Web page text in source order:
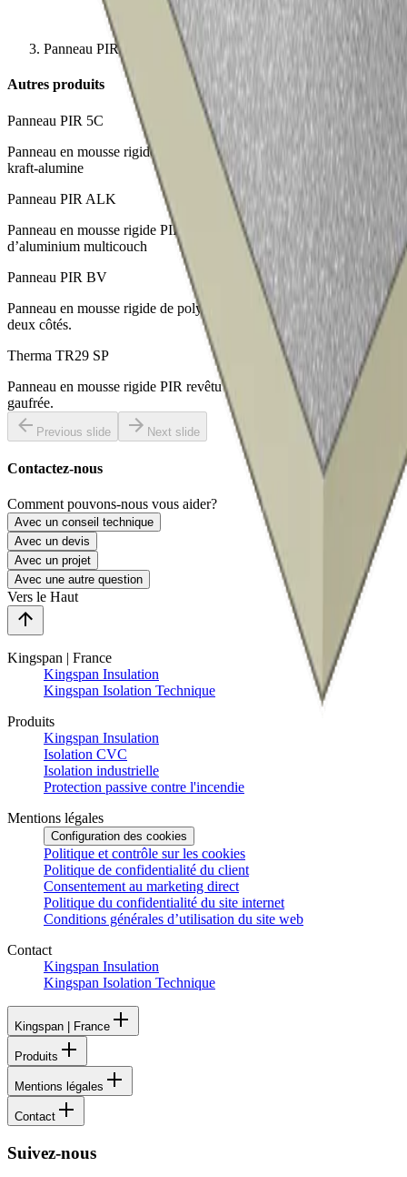
Panneau PIR F ALK
Autres produits
Panneau PIR 5C
Panneau en mousse rigide PIR revêtu d’un complexe multicouche
kraft-alumine
Panneau PIR ALK
Panneau en mousse rigide PIR recouvert d’un complexe
d’aluminium multicouch
Panneau PIR BV
Panneau en mousse rigide de polyisocyanurate (PIR) revêtu des
deux côtés.
Therma TR29 SP
Panneau en mousse rigide PIR revêtu d’une feuille d’aluminium
gaufrée.
Previous slide Next slide
Contactez-nous
Comment pouvons-nous vous aider?
Avec un conseil technique
Avec un devis
Avec un projet
Avec une autre question
Vers le Haut
Kingspan | France
Kingspan Insulation
Kingspan Isolation Technique
Produits
Kingspan Insulation
Isolation CVC
Isolation industrielle
Protection passive contre l'incendie
Mentions légales
Configuration des cookies
Politique et contrôle sur les cookies
Politique de confidentialité du client
Consentement au marketing direct
Politique du confidentialité du site internet
Conditions générales d’utilisation du site web
Contact
Kingspan Insulation
Kingspan Isolation Technique
Kingspan | France
Produits
Mentions légales
Contact
Suivez-nous